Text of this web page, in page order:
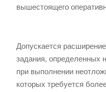
вышестоящего
Допускается
задания, определенных
при выполнении
которых требуется